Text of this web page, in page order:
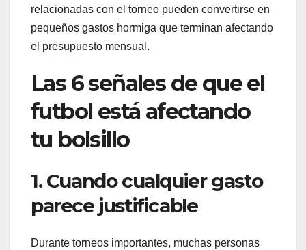
relacionadas con el torneo pueden convertirse en
pequeños gastos hormiga que terminan afectando
el presupuesto mensual.
Las 6 señales de que el
futbol está afectando
tu bolsillo
1. Cuando cualquier gasto
parece justificable
Durante torneos importantes, muchas personas